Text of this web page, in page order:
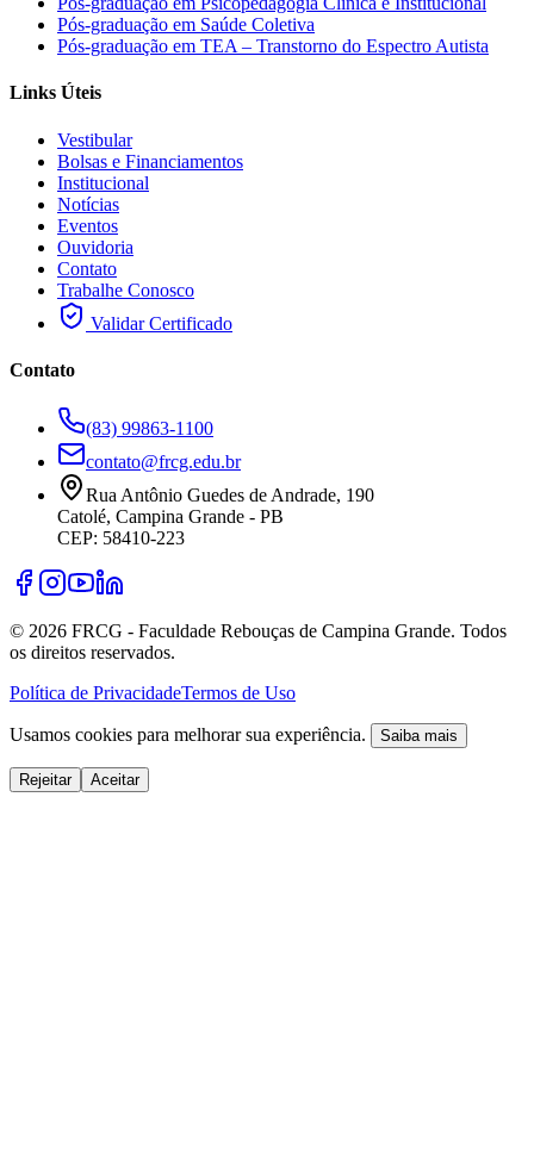
Pós-graduação em Saúde Coletiva
Pós-graduação em TEA – Transtorno do Espectro Autista
Links Úteis
Vestibular
Bolsas e Financiamentos
Institucional
Notícias
Eventos
Ouvidoria
Contato
Trabalhe Conosco
Validar Certificado
Contato
(83) 99863-1100
contato@frcg.edu.br
Rua Antônio Guedes de Andrade, 190
Catolé, Campina Grande - PB
CEP: 58410-223
© 2026 FRCG - Faculdade Rebouças de Campina Grande. Todos
os direitos reservados.
Política de PrivacidadeTermos de Uso
Usamos cookies para melhorar sua experiência. Saiba mais
Rejeitar Aceitar